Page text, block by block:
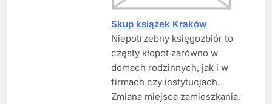
Skup książek Kraków
Niepotrzebny księgozbiór to
częsty kłopot zarówno w
domach rodzinnych, jak i w
firmach czy instytucjach.
Zmiana miejsca zamieszkania,